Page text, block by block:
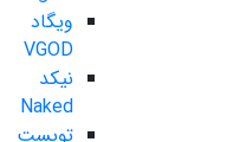
ویگاد
VGOD
نیکد
Naked
تویست